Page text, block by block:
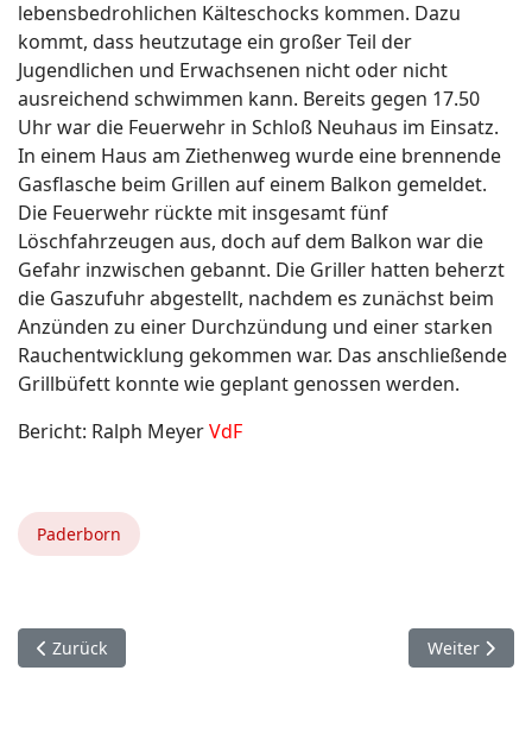
lebensbedrohlichen Kälteschocks kommen. Dazu
kommt, dass heutzutage ein großer Teil der
Jugendlichen und Erwachsenen nicht oder nicht
ausreichend schwimmen kann. Bereits gegen 17.50
Uhr war die Feuerwehr in Schloß Neuhaus im Einsatz.
In einem Haus am Ziethenweg wurde eine brennende
Gasflasche beim Grillen auf einem Balkon gemeldet.
Die Feuerwehr rückte mit insgesamt fünf
Löschfahrzeugen aus, doch auf dem Balkon war die
Gefahr inzwischen gebannt. Die Griller hatten beherzt
die Gaszufuhr abgestellt, nachdem es zunächst beim
Anzünden zu einer Durchzündung und einer starken
Rauchentwicklung gekommen war. Das anschließende
Grillbüfett konnte wie geplant genossen werden.
Bericht: Ralph MeyerVdF
Paderborn
Vorheriger Beitrag: 8. Juni. Delbrück Anreppen.
Zurück Nächster
Weiter